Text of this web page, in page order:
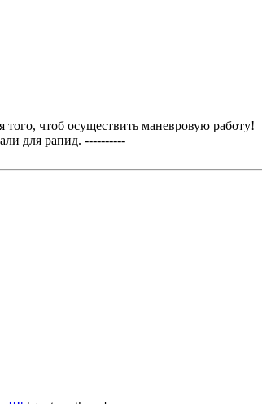
того, чтоб осуществить маневровую работу!
для рапид. ----------